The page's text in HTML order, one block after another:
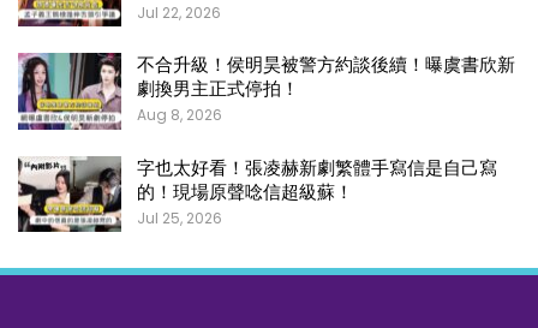
Jul 22, 2026
不合升級！侯明昊被警方約談後續！曝虞書欣新
劇換男主正式停拍！
Aug 8, 2026
字也太好看！張凌赫新劇繁體手寫信是自己寫
的！現場原聲唸信超級蘇！
Jul 25, 2026